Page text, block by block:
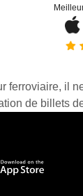
il
de billets